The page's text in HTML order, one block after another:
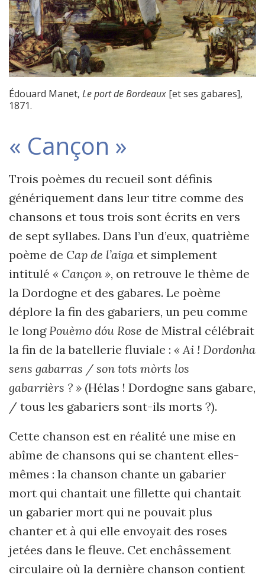
Édouard Manet, Le port de Bordeaux [et ses gabares],
1871.
« Cançon »
Trois poèmes du recueil sont définis
génériquement dans leur titre comme des
chansons et tous trois sont écrits en vers
de sept syllabes. Dans l’un d’eux, quatrième
poème de Cap de l’aiga et simplement
intitulé « Cançon », on retrouve le thème de
la Dordogne et des gabares. Le poème
déplore la fin des gabariers, un peu comme
le long Pouèmo dóu Rose de Mistral célébrait
la fin de la batellerie fluviale : « Ai ! Dordonha
sens gabarras / son tots mòrts los
gabarrièrs ? » (Hélas ! Dordogne sans gabare,
/ tous les gabariers sont-ils morts ?).
Cette chanson est en réalité une mise en
abîme de chansons qui se chantent elles-
mêmes : la chanson chante un gabarier
mort qui chantait une fillette qui chantait
un gabarier mort qui ne pouvait plus
chanter et à qui elle envoyait des roses
jetées dans le fleuve. Cet enchâssement
circulaire où la dernière chanson contient